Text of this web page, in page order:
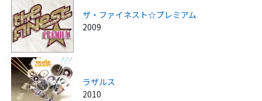
ザ・ファイネスト☆プレミアム
2009
ラザルス
2010